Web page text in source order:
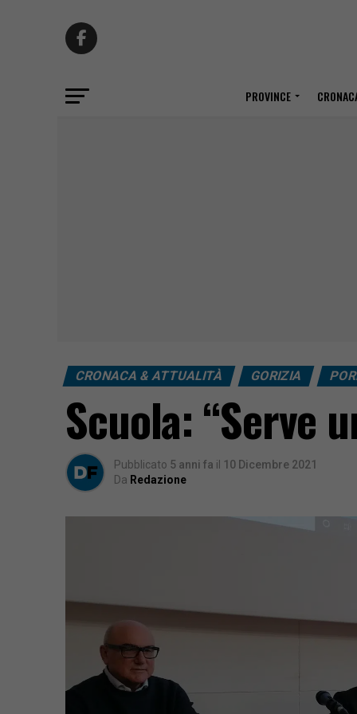
PROVINCE
CRONACA & ATTUALITÀ GORIZIA
Scuola: “Serve
Pubblicato 5 anni fa il 10 Dicembre 2021
Da Redazione